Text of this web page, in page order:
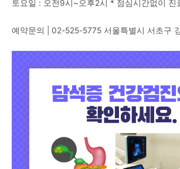
토요일 : 오전9시~오후2시 * 점심시간없이 진
예약문의 | 02-525-5775 서울특별시 서초구